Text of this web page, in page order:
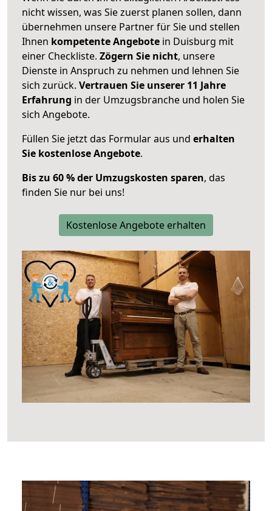
nicht wissen, was Sie zuerst planen sollen, dann
übernehmen unsere Partner für Sie und stellen
Ihnen kompetente Angebote in Duisburg mit
einer Checkliste. Zögern Sie nicht, unsere
Dienste in Anspruch zu nehmen und lehnen Sie
sich zurück. Vertrauen Sie unserer 11 Jahre
Erfahrung in der Umzugsbranche und holen Sie
sich Angebote.
Füllen Sie jetzt das Formular aus und erhalten
Sie kostenlose Angebote.
Bis zu 60 % der Umzugskosten sparen, das
finden Sie nur bei uns!
Kostenlose Angebote erhalten